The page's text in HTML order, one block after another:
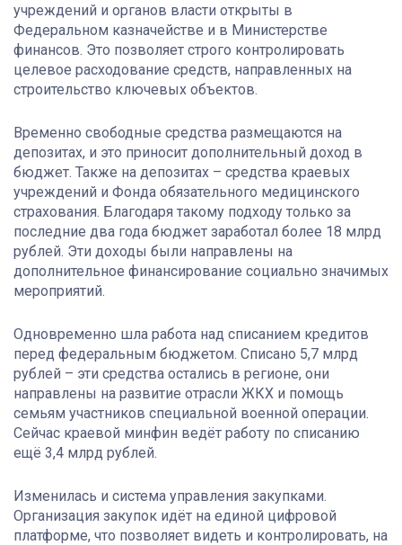
учреждений и органов власти открыты в
Федеральном казначействе и в Министерстве
финансов. Это позволяет строго контролировать
целевое расходование средств, направленных на
строительство ключевых объектов.
Временно свободные средства размещаются на
депозитах, и это приносит дополнительный доход в
бюджет. Также на депозитах – средства краевых
учреждений и Фонда обязательного медицинского
страхования. Благодаря такому подходу только за
последние два года бюджет заработал более 18 млрд
рублей. Эти доходы были направлены на
дополнительное финансирование социально значимых
мероприятий.
Одновременно шла работа над списанием кредитов
перед федеральным бюджетом. Списано 5,7 млрд
рублей – эти средства остались в регионе, они
направлены на развитие отрасли ЖКХ и помощь
семьям участников специальной военной операции.
Сейчас краевой минфин ведёт работу по списанию
ещё 3,4 млрд рублей.
Изменилась и система управления закупками.
Организация закупок идёт на единой цифровой
платформе, что позволяет видеть и контролировать, на